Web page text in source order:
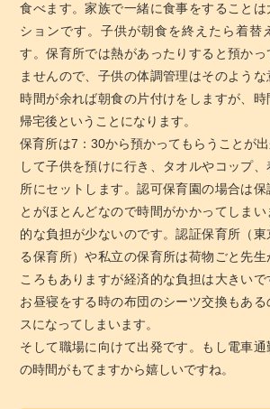
食べます。家族で一緒に食事をすること
ションです。子供が朝食を終えたら着替
す。保育所では熱があったりすると預か
ませんので、子供の体調管理はそのような
時間が余れば朝食の片付けをしますが、
帰宅後ということになります。
保育所は7：30から預かってもらうことが
して子供を預けに行き、タオルやコップ
所にセットします。認可保育園の場合は保
とがほとんどなので時間がかかってしま
的な負担が少ないのです。認証保育所（東
る保育所）や私立の保育所は荷物ごと先生
ころもありますが経済的な負担は大きい
お昼寝をする時の布団のシーツ交換もあ
スになってしまいます。
そして職場に向けて出発です。もし電車
の時間がもてますから嬉しいですね。